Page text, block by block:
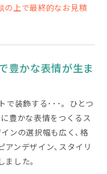
の上で最終的なお見積
豊かな表情が生ま
で装飾する･･･。ひとつ
豊かな表情をつくるス
ンの選択幅も広く､格
アンデザイン､スタイリ
した。